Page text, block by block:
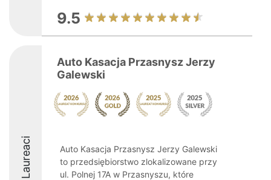
9.5
Laureaci
Auto Kasacja Przasnysz Jerzy
Galewski
Auto Kasacja Przasnysz Jerzy Galewski
to przedsiębiorstwo zlokalizowane przy
ul. Polnej 17A w Przasnyszu, które